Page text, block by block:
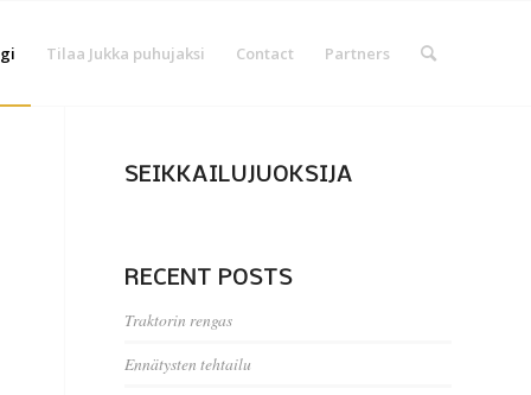
Tilaa Jukka puhujaksi Contact Partners
SEIKKAILUJUOKSIJA
RECENT POSTS
Traktorin rengas
Ennätysten tehtailu